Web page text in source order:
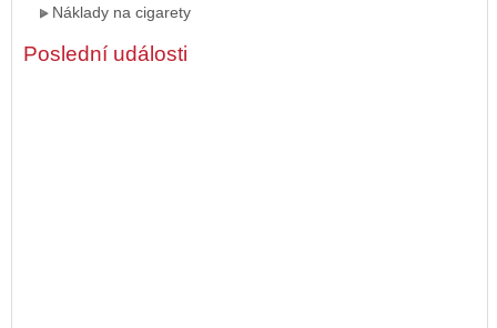
Náklady na cigarety
Poslední události